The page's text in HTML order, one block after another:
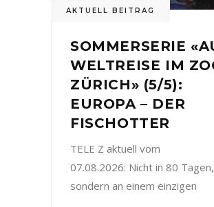
AKTUELL BEITRAG
SOMMERSERIE
WELTREISE IM
ZÜRICH» (5/5):
EUROPA – DER
FISCHOTTER
TELE Z aktuell vom
07.08.2026: Nicht in 80 Tagen,
sondern an einem einzigen